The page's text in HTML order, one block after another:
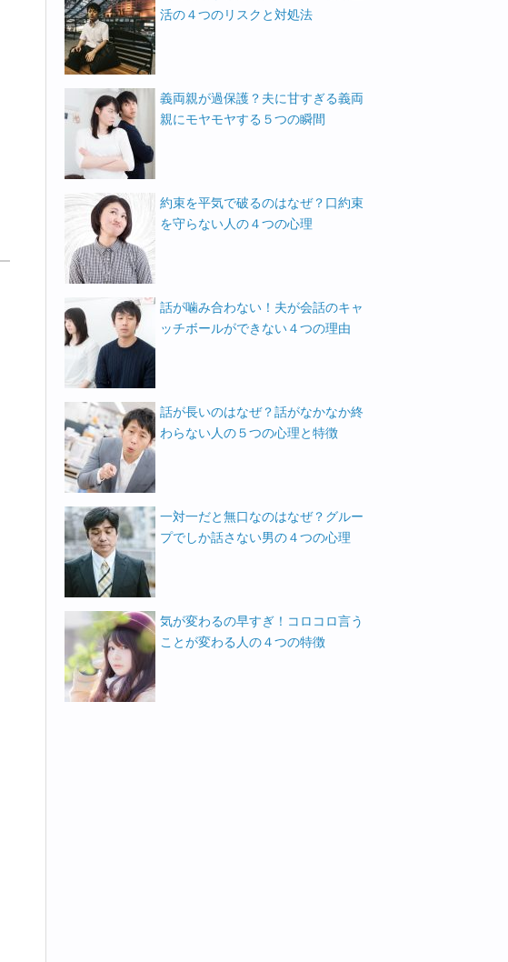
活の４つのリスクと対処法
義両親が過保護？夫に甘すぎる義両
親にモヤモヤする５つの瞬間
約束を平気で破るのはなぜ？口約束
を守らない人の４つの心理
話が噛み合わない！夫が会話のキャ
ッチボールができない４つの理由
話が長いのはなぜ？話がなかなか終
わらない人の５つの心理と特徴
一対一だと無口なのはなぜ？グルー
プでしか話さない男の４つの心理
気が変わるの早すぎ！コロコロ言う
ことが変わる人の４つの特徴